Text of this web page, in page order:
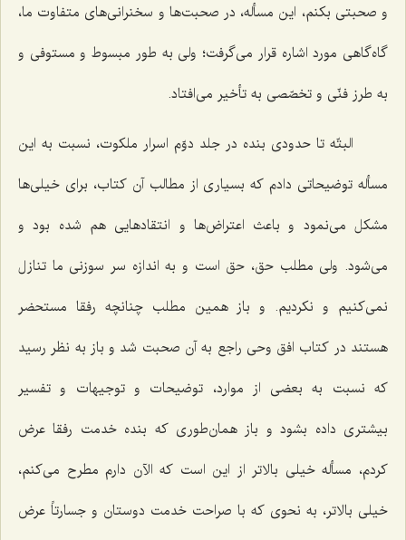
و صحبتی بكنم، این مسأله، در صحبت‌ها و سخنرانی‌های متفاوت ما،
گاه‌گاهی مورد اشاره قرار می‌گرفت؛ ولی به طور مبسوط و مستوفی و
به طرز فنّی و تخصّصی به تأخیر می‌افتاد.
البتّه تا حدودی بنده در جلد دوّم اسرار ملكوت، نسبت به این
مسأله توضیحاتی دادم كه بسیاری از مطالب آن كتاب، برای خیلی‌ها
مشكل می‌نمود و باعث اعتراض‌ها و انتقادهایی هم شده بود و
می‌شود. ولی مطلب حق، حق است و به اندازه سر سوزنی ما تنازل
نمی‌كنیم و نكردیم. و باز همین مطلب چنانچه رفقا مستحضر
هستند در كتاب افق وحی راجع به آن صحبت شد و باز به نظر رسید
كه نسبت به بعضی از موارد، توضیحات و توجیهات و تفسیر
بیشتری داده بشود و باز همان‌طوری كه بنده خدمت رفقا عرض
كردم، مسأله خیلی بالاتر از این است كه الآن دارم مطرح می‌كنم،
خیلی بالاتر، به نحوی كه با صراحت خدمت دوستان و جسارتاً عرض